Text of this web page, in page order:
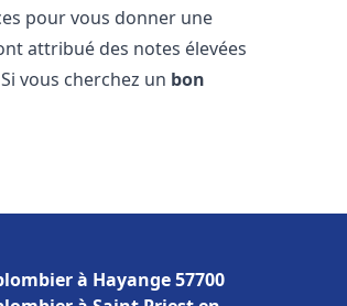
pour vous donner une
attribué des notes élevées
vous cherchez un bon
à Hayange 57700